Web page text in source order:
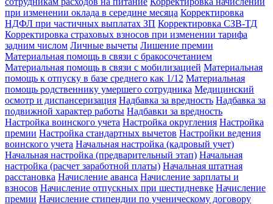
при изменении оклада в середине месяца Корректировка
НДФЛ при частичных выплатах ЗП Корректировка СЗВ-ТД
Корректировка страховых взносов при изменении тарифа
задним числом Личные вычеты Лишение премии
Материальная помощь в связи с бракосочетанием
Материальная помощь в связи с мобилизацией Материальная
помощь к отпуску в базе среднего как 1/12 Материальная
помощь родственнику умершего сотрудника Медицинский
осмотр и диспансеризация Надбавка за вредность Надбавка за
подвижной характер работы Надбавки за вредность
Настройка воинского учета Настройка округления Настройка
премии Настройка стандартных вычетов Настройки ведения
воинского учета Начальная настройка (кадровый учет)
Начальная настройка (предварительный этап) Начальная
настройка (расчет заработной платы) Начальная штатная
расстановка Начисление аванса Начисление зарплаты и
взносов Начисление отпускных при шестидневке Начисление
премии Начисление стипендии по ученическому договору